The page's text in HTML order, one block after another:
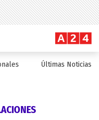
Últimas Noticias